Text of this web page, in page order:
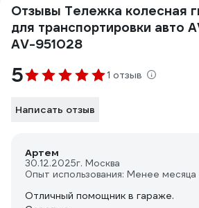
Отзывы Тележка колесная
для транспортировки авто
AV-951028
5 1 отзыв
Написать отзыв
Артем
30.12.2025г. Москва
Опыт использования: Менее месяца
Отличный помощник в гараже.